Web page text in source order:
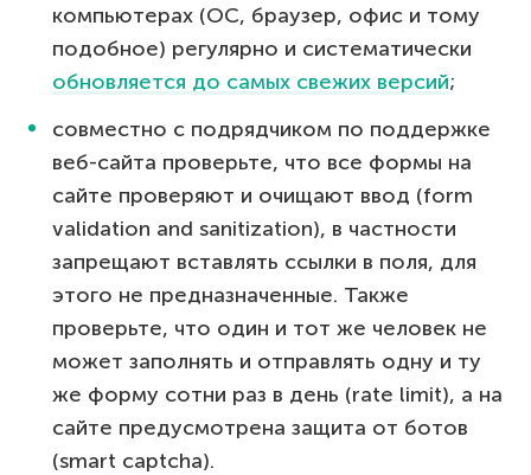
компьютерах (ОС, браузер, офис и тому
подобное) регулярно и систематически
обновляется до самых свежих версий;
совместно с подрядчиком по поддержке
веб-сайта проверьте, что все формы на
сайте проверяют и очищают ввод (form
validation and sanitization), в частности
запрещают вставлять ссылки в поля, для
этого не предназначенные. Также
проверьте, что один и тот же человек не
может заполнять и отправлять одну и ту
же форму сотни раз в день (rate limit), а на
сайте предусмотрена защита от ботов
(smart captcha).